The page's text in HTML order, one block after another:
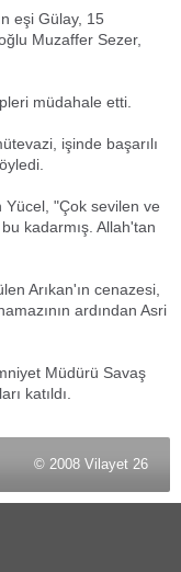
eşi Gülay, 15
Muzaffer Sezer,
müdahale etti.
işinde başarılı
Yücel, "Çok sevilen ve
kadarmış. Allah'tan
Arıkan'ın cenazesi,
ardından Asri
Müdürü Savaş
katıldı.
© 2008 Vilayet 26